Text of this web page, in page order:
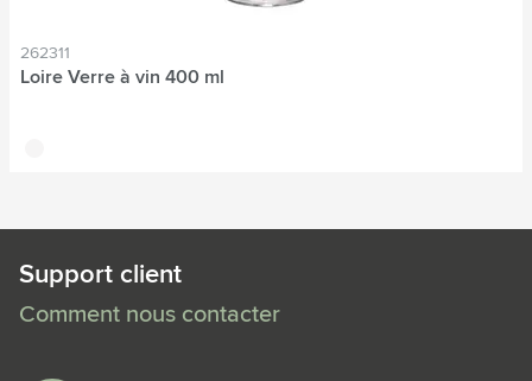
262311
Loire Verre à vin 400 ml
Support client
Comment nous contacter